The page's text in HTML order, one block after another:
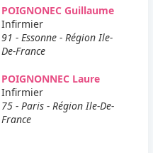
POIGNONEC Guillaume
Infirmier
91 - Essonne - Région Ile-
De-France
POIGNONNEC Laure
Infirmier
75 - Paris - Région Ile-De-
France